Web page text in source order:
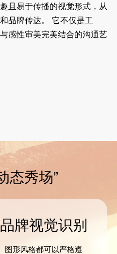
且易于传播的视觉形式，从
品牌传达。 它不仅是工
感性审美完美结合的沟通艺
态秀场”
牌视觉识别
图形风格都可以严格遵